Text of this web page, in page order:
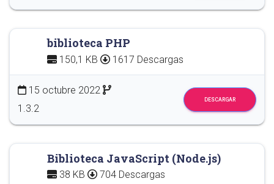
biblioteca PHP
150,1 KB 1617 Descargas
15 octubre 2022
1.3.2
DESCARGAR
Biblioteca JavaScript (Node.js)
38 KB 704 Descargas